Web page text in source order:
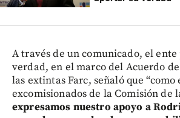
A través de un comunicado, el
verdad, en el marco del Acuerdo
las extintas Farc, señaló que
excomisionados de la Comisión de
expresamos nuestro apoyo a